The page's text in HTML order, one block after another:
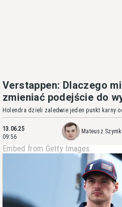
Verstappen: Dlaczego
zmieniać podejście do
Holendra dzieli zaledwie jeden punkt karny
13.06.25
09:56
Mateusz
Embed from Getty Images